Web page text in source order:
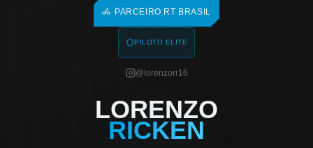
PARCEIRO RT BRASIL
PILOTO ELITE
@lorenzorr16
LORENZO
RICKEN